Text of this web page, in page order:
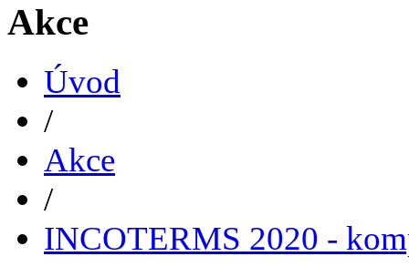
Akce
Úvod
/
Akce
/
INCOTERMS 2020 -